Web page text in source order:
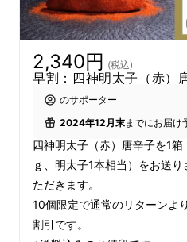
このふとした思い付き
きっかけとなりました。
抹茶などで明太子に色
新な見た目に。食べて
さはそのままに、それ
たな明太子の世界観が
そこから約1年試行錯誤
完成しました。
2,340円 (税込)
早割：四神明太子（赤）
のサポーター
2024年12月末までにお届け
四神明太子（赤）唐辛子を1箱
ｇ、明太子1本相当）をお送り
ただきます。
10個限定で通常のリターンよ
割引です。